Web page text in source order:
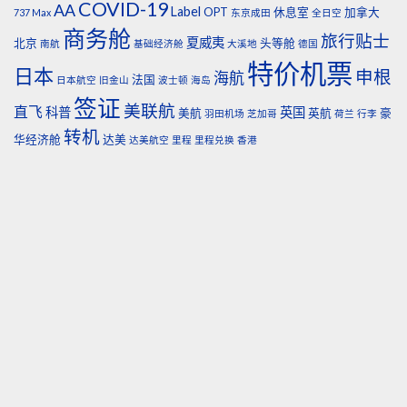
737 Max AACOVID-19Label OPT 东京成田 休息室 全日空 加拿大
北京 南航 商务舱 基础经济舱 夏威夷 大溪地 头等舱 德国 旅行贴士
日本 日本航空 旧金山 法国 波士顿 海岛 海航特价机票 申根
直飞 科普 签证 美联航 美航 羽田机场 芝加哥 英国 英航 荷兰 行李 豪
华经济舱 转机达美 达美航空 里程 里程兑换 香港